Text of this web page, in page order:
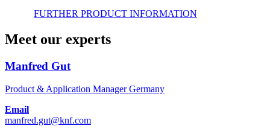
FURTHER PRODUCT INFORMATION
Meet our experts
Manfred Gut
Product & Application Manager Germany
Email
manfred.gut@knf.com